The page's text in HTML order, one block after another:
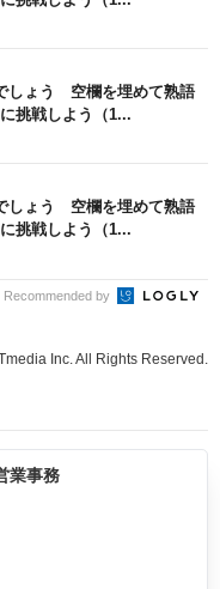
しょう 空欄を埋めて熟語
挑戦しよう（1...
しょう 空欄を埋めて熟語
挑戦しよう（1...
Recommended by
Inc. All Rights Reserved.
業事務